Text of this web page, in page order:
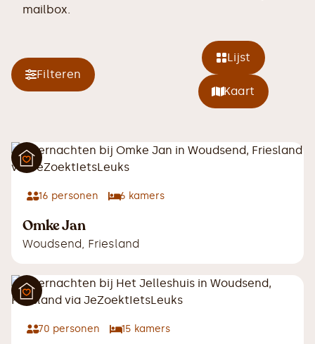
mailbox.
Filteren
Lijst
Kaart
16 personen 6 kamers
Omke Jan
Woudsend, Friesland
70 personen 15 kamers